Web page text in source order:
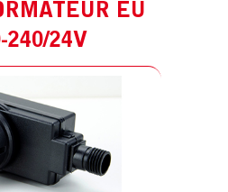
EU
240/24V
POUR SOLUS 9
PRISE UK